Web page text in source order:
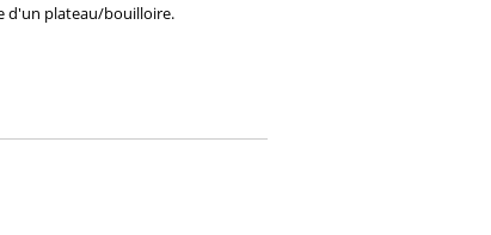
d'un plateau/bouilloire.